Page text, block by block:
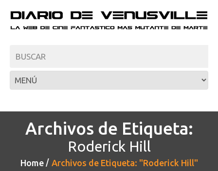
Archivos de Etiqueta:
Roderick Hill
Home Archivos de Etiqueta: "Roderick Hill"